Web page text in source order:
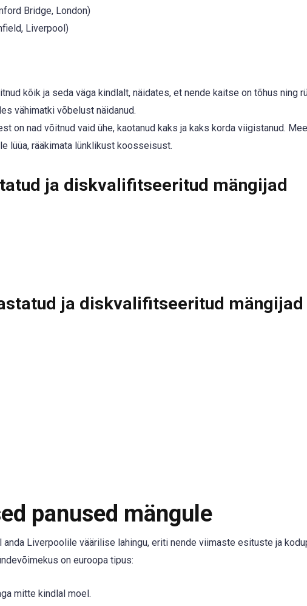
Bridge, London)
Liverpool)
kõik ja seda väga kindlalt, näidates, et nende kaitse on tõhus ning
vähimatki võbelust näidanud.
on nad võitnud vaid ühe, kaotanud kaks ja kaks korda viigistanud.
lüüa, rääkimata lünklikust koosseisust.
ja diskvalifitseeritud mängijad
ja diskvalifitseeritud mängijad
panused mängule
anda Liverpoolile väärilise lahingu, eriti nende viimaste esituste ja
on euroopa tipus:
mitte kindlal moel.